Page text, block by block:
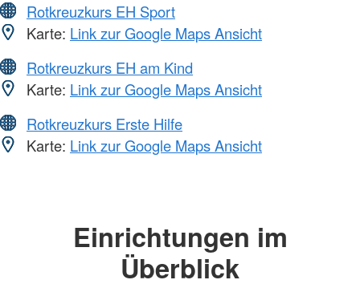
Rotkreuzkurs EH Sport
Karte: Link zur Google Maps Ansicht
Rotkreuzkurs EH am Kind
Karte: Link zur Google Maps Ansicht
Rotkreuzkurs Erste Hilfe
Karte: Link zur Google Maps Ansicht
Einrichtungen im
Überblick